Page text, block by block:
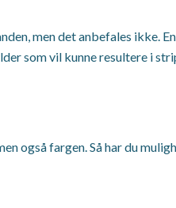
men det anbefales ikke.
som vil kunne resultere i
også fargen. Så har du